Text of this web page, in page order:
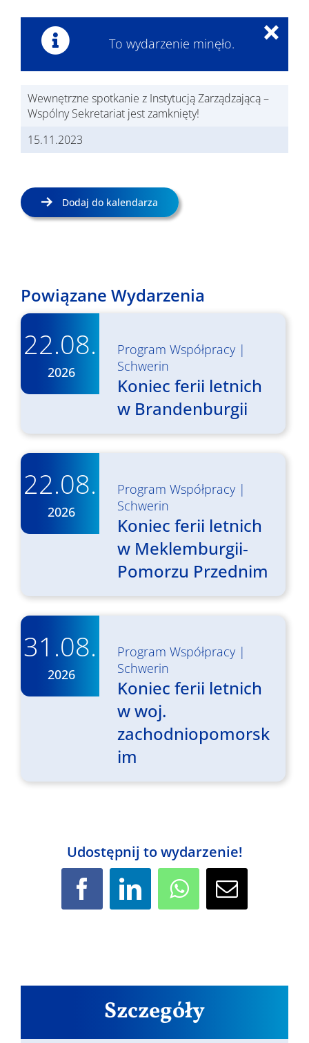
To wydarzenie minęło.
×
Wewnętrzne spotkanie z Instytucją Zarządzającą –
Wspólny Sekretariat jest zamknięty!
15.11.2023
Dodaj do kalendarza
Powiązane Wydarzenia
22.08.
2026
Program Współpracy|
Schwerin
Koniec ferii letnich
w Brandenburgii
22.08.
2026
Program Współpracy|
Schwerin
Koniec ferii letnich
w Meklemburgii-
Pomorzu Przednim
31.08.
2026
Program Współpracy|
Schwerin
Koniec ferii letnich
w woj.
zachodniopomorsk
im
Udostępnij to wydarzenie!
LinkedIn WhatsAppEmail
Szczegóły